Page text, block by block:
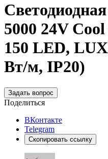
5000 24V
150 LED,
Вт/м, IP20)
Задать вопрос
Поделиться
ВКонтакте
Telegram
Скопировать ссылку